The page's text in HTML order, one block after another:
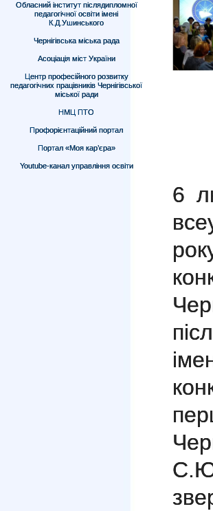
Обласний інститут післядипломної
педагогічної освіти імені
К.Д.Ушинського
Чернігівська міська рада
Асоціація міст України
Центр професійного розвитку
педагогічних працівників Чернігівської
міської ради
НМЦ ПТО
Профорієнтаційний портал
Портал «Моя кар’єра»
Youtube-канал управління освіти
6